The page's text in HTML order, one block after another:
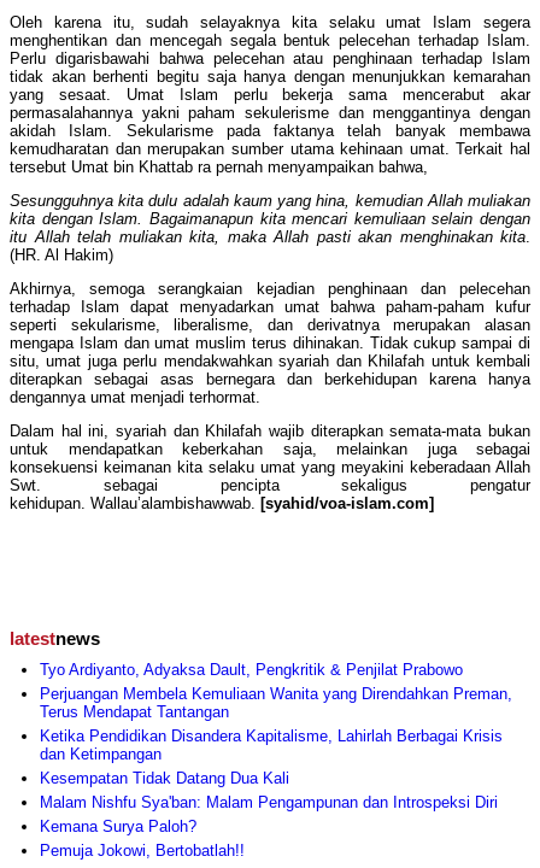
Oleh karena itu, sudah selayaknya kita selaku umat Islam segera
menghentikan dan mencegah segala bentuk pelecehan terhadap Islam.
Perlu digarisbawahi bahwa pelecehan atau penghinaan terhadap Islam
tidak akan berhenti begitu saja hanya dengan menunjukkan kemarahan
yang sesaat. Umat Islam perlu bekerja sama mencerabut akar
permasalahannya yakni paham sekulerisme dan menggantinya dengan
akidah Islam. Sekularisme pada faktanya telah banyak membawa
kemudharatan dan merupakan sumber utama kehinaan umat. Terkait hal
tersebut Umat bin Khattab ra pernah menyampaikan bahwa,
Sesungguhnya kita dulu adalah kaum yang hina, kemudian Allah muliakan
kita dengan Islam. Bagaimanapun kita mencari kemuliaan selain dengan
itu Allah telah muliakan kita, maka Allah pasti akan menghinakan kita.
(HR. Al Hakim)
Akhirnya, semoga serangkaian kejadian penghinaan dan pelecehan
terhadap Islam dapat menyadarkan umat bahwa paham-paham kufur
seperti sekularisme, liberalisme, dan derivatnya merupakan alasan
mengapa Islam dan umat muslim terus dihinakan. Tidak cukup sampai di
situ, umat juga perlu mendakwahkan syariah dan Khilafah untuk kembali
diterapkan sebagai asas bernegara dan berkehidupan karena hanya
dengannya umat menjadi terhormat.
Dalam hal ini, syariah dan Khilafah wajib diterapkan semata-mata bukan
untuk mendapatkan keberkahan saja, melainkan juga sebagai
konsekuensi keimanan kita selaku umat yang meyakini keberadaan Allah
Swt. sebagai pencipta sekaligus pengatur
kehidupan. Wallau’alambishawwab. [syahid/voa-islam.com]
latestnews
Tyo Ardiyanto, Adyaksa Dault, Pengkritik & Penjilat Prabowo
Perjuangan Membela Kemuliaan Wanita yang Direndahkan Preman,
Terus Mendapat Tantangan
Ketika Pendidikan Disandera Kapitalisme, Lahirlah Berbagai Krisis
dan Ketimpangan
Kesempatan Tidak Datang Dua Kali
Malam Nishfu Sya'ban: Malam Pengampunan dan Introspeksi Diri
Kemana Surya Paloh?
Pemuja Jokowi, Bertobatlah!!